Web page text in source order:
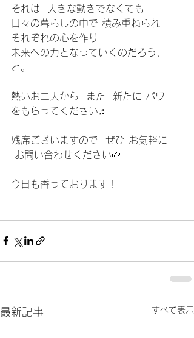
それは  大きな動きでなくても
日々の暮らしの中で 積み重ねられ
それぞれの心を作り
未来への力となっていくのだろう、
と。
熱いお二人から  また  新たに パワー
をもらってください♬
残席ございますので  ぜひ お気軽に
お問い合わせください🌱
今日も香っております！
最新記事 すべて表示